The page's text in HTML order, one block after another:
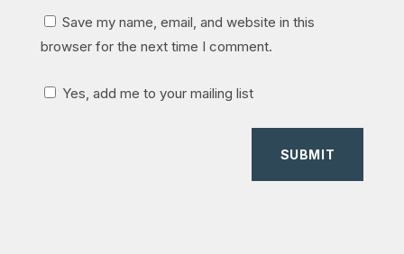
Save my name, email, and website in this
browser for the next time I comment.
Yes, add me to your mailing list
SUBMIT